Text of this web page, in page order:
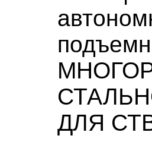
ДЛЯ